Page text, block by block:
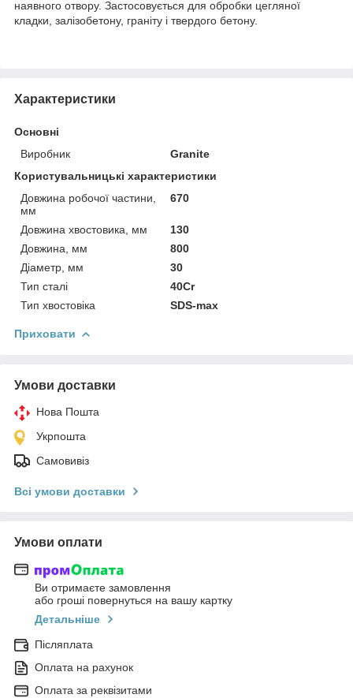
наявного отвору. Застосовується для обробки цегляної
кладки, залізобетону, граніту і твердого бетону.
Характеристики
Основні
Виробник
Granite
Користувальницькі характеристики
Довжина робочої частини,
мм
670
Довжина хвостовика, мм
130
Довжина, мм
800
Діаметр, мм
30
Тип сталі
40Cr
Тип хвостовіка
SDS-max
Приховати
Умови доставки
Нова Пошта
Укрпошта
Самовивіз
Всі умови доставки
Умови оплати
Ви отримаєте замовлення
або гроші повернуться на вашу картку
Детальніше
Післяплата
Оплата на рахунок
Оплата за реквізитами